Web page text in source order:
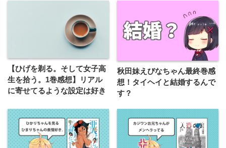
【ひげを剃る。そして女子高
生を拾う。1巻感想】リアル
に寄せてるような設定は好き
秋田妹えびなちゃん最終巻感
想！タイヘイと結婚するんで
す？